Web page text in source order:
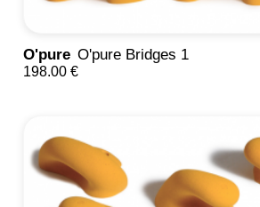
O'pure O'pure Bridges 1
198.00 €